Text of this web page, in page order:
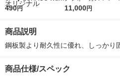
r（ロハコウォータ
シ） オリジナル
490円
5ｇ 資生堂 おまけ
11,000円
商品説明
鋼板製より耐久性に優れ、しっかり
商品仕様/スペック